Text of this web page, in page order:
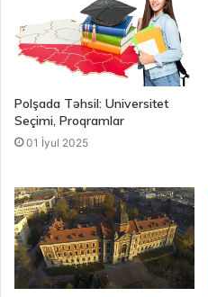
Polşada Təhsil: Universitet
Seçimi, Proqramlar
01 İyul 2025